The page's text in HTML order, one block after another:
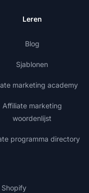
Leren
Blog
Sjablonen
marketing academy
Affiliate marketing
woordenlijst
programma directory